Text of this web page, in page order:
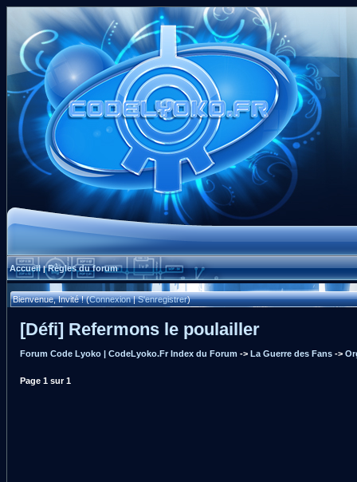
Accueil|Règles du forum
Bienvenue, Invité ! (Connexion|S'enregistrer)
[Défi] Refermons le poulailler
Forum Code Lyoko | CodeLyoko.Fr Index du Forum -> La Guerre des Fans->
Page 1sur1